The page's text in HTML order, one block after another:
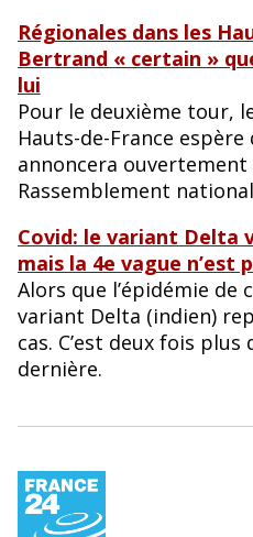
Régionales dans les
Bertrand « certain »
lui
Pour le deuxième tour,
Hauts-de-France espère
annoncera
Rassemblement
Covid: le variant Delta
mais la 4e vague n’est
Alors que l’épidémie de
variant Delta (indien)
cas. C’est deux fois plus
dernière.